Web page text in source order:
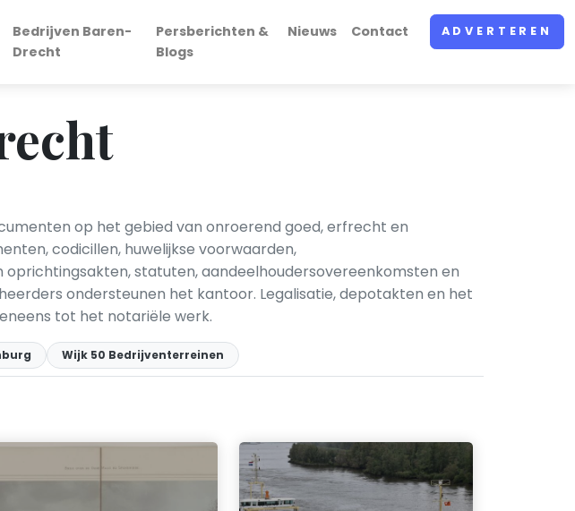
Bedrijven Baren-
Drecht
Persberichten &
Blogs
Nieuws Contact ADVERTEREN
op het gebied van onroerend goed, erfrecht en
codicillen, huwelijkse voorwaarden,
statuten, aandeelhoudersovereenkomsten en
ondersteunen het kantoor. Legalisatie, depotakten en het
tot het notariële werk.
Wijk 50 Bedrijventerreinen